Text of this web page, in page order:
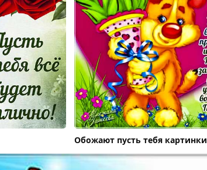
Обожают пусть тебя картинки